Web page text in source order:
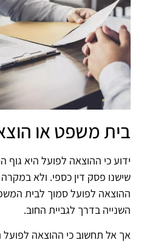
בית משפט או
ידוע כי ההוצאה לפועל היא גוף
שישנו פסק דין כספי. ולא
ההוצאה לפועל סמוך לבית
השנייה בדרך לגביית החוב.
אך אל תחשוב כי ההוצאה